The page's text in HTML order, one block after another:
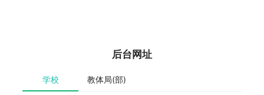
后台网址
学校 教体局(部)